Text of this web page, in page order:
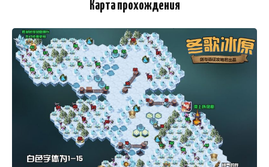
Карта прохождения